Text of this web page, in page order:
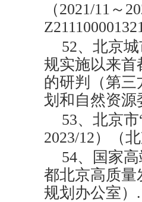
（2021/11～
52、北京
规实施以来首
的研判（第三
划和自然资源
53、北京
2023/12）（
54、国家
都北京高质量
规划办公室）.